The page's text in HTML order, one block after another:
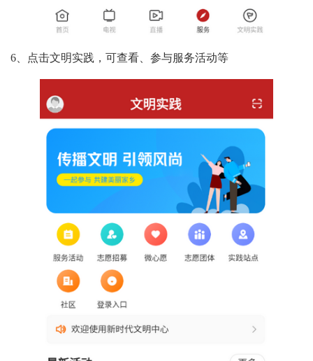
6、点击文明实践，可查看、参与服务活动等